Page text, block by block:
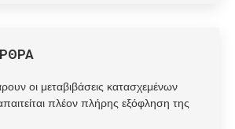
οι μεταβιβάσεις κατασχεμένων
πλέον πλήρης εξόφληση της